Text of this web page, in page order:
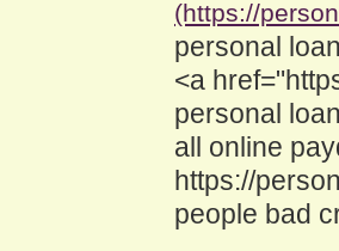
(https://
personal
<a
personal
all online
https://
people bad